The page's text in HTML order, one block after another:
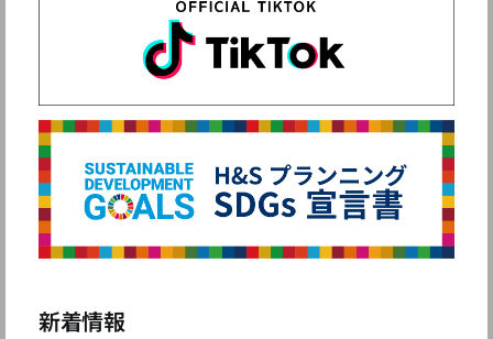
新着情報